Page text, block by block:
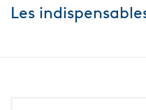
Les